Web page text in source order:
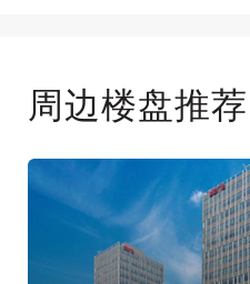
周边楼盘推荐